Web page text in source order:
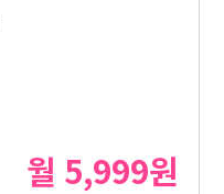
월 5,999원